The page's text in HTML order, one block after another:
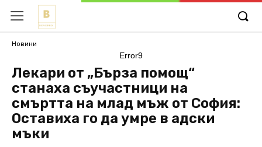
Новини
Error9
Лекари от „Бърза помощ“
станаха съучастници на
смъртта на млад мъж от София:
Оставиха го да умре в адски
мъки